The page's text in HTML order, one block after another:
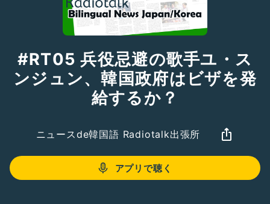
#RT05 兵役忌避の歌手ユ・ス
ンジュン、韓国政府はビザを発
給するか？
ニュースde韓国語 Radiotalk出張所
アプリで聴く